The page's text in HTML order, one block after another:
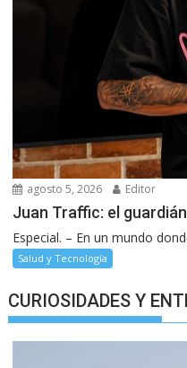
agosto 5, 2026 Editor
Juan Traffic: el
Especial. – En un mundo
Salud y Tecnología
CURIOSIDADES Y